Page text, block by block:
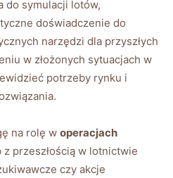
do symulacji‌ lotów,
doświadczenie do
narzędzi dla⁤ przyszłych
w złożonych sytuacjach w
potrzeby rynku i
na rolę w operacjach
‍z przeszłością w lotnictwie
czy akcje